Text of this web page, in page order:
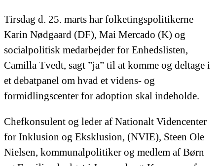
Tirsdag d. 25. marts har folketingspolitikerne
Karin Nødgaard (DF), Mai Mercado (K) og
socialpolitisk medarbejder for Enhedslisten,
Camilla Tvedt, sagt ”ja” til at komme og deltage i
et debatpanel om hvad et videns- og
formidlingscenter for adoption skal indeholde.
Chefkonsulent og leder af Nationalt Videncenter
for Inklusion og Eksklusion, (NVIE), Steen Ole
Nielsen, kommunalpolitiker og medlem af Børn